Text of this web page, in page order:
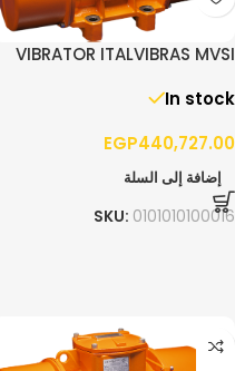
VIBRATOR ITALVIBRAS MVSI
In stock
EGP440,727.00
إضافة إلى السلة
SKU: 0101010100016